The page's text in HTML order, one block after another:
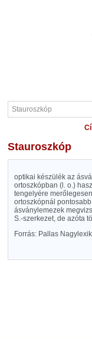
Stauroszkóp
optikai készülék az
ortoszkópban (l. o.)
tengelyére
ortoszkópnál
ásványlemezek
S.-szerkezet, de azóta
Forrás: Pallas